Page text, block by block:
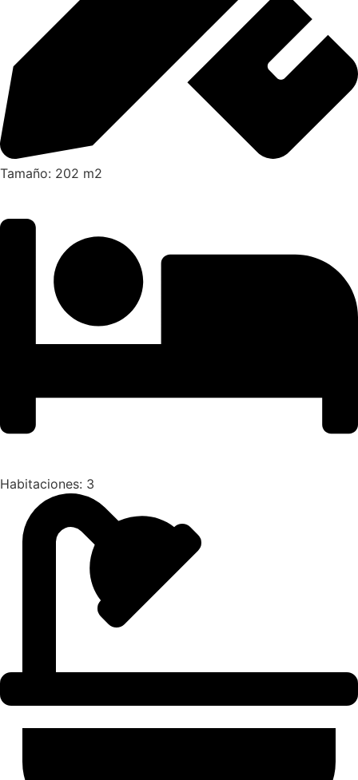
Tamaño: 202 m2
Habitaciones: 3